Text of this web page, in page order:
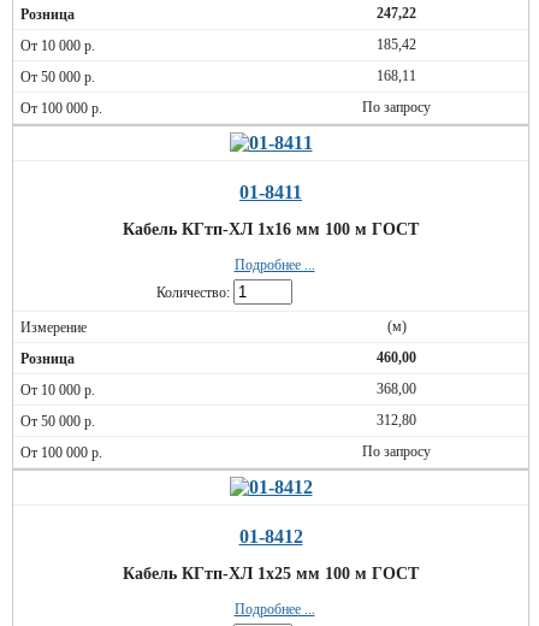
247,22
185,42
168,11
По запросу
01-8411
Кабель КГтп-ХЛ 1х16 мм 100 м ГОСТ
Подробнее ...
Количество:
(м)
460,00
368,00
312,80
По запросу
01-8412
Кабель КГтп-ХЛ 1х25 мм 100 м ГОСТ
Подробнее ...